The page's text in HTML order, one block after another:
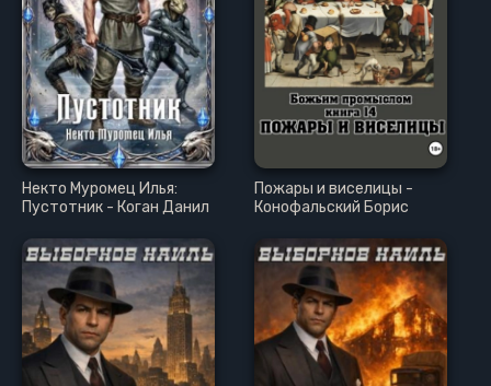
Некто Муромец Илья:
Пустотник - Коган Данил
Пожары и виселицы -
Конофальский Борис